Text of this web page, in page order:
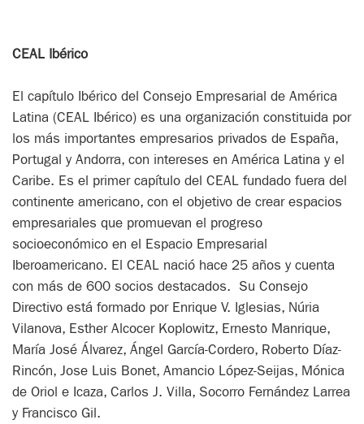
CEAL Ibérico
El capítulo Ibérico del Consejo Empresarial de América
Latina (CEAL Ibérico) es una organización constituida por
los más importantes empresarios privados de España,
Portugal y Andorra, con intereses en América Latina y el
Caribe. Es el primer capítulo del CEAL fundado fuera del
continente americano, con el objetivo de crear espacios
empresariales que promuevan el progreso
socioeconómico en el Espacio Empresarial
Iberoamericano. El CEAL nació hace 25 años y cuenta
con más de 600 socios destacados. Su Consejo
Directivo está formado por Enrique V. Iglesias, Núria
Vilanova, Esther Alcocer Koplowitz, Ernesto Manrique,
María José Álvarez, Ángel García-Cordero, Roberto Díaz-
Rincón, Jose Luis Bonet, Amancio López-Seijas, Mónica
de Oriol e Icaza, Carlos J. Villa, Socorro Fernández Larrea
y Francisco Gil.